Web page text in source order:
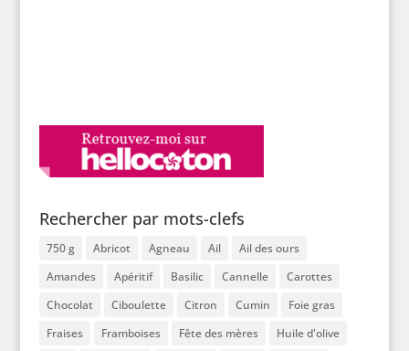
Rechercher par mots-clefs
750 g Abricot Agneau Ail
Ail des ours
Amandes
Apéritif Basilic Cannelle
Carottes
Chocolat
Ciboulette Citron Cumin
Foie gras
Fraises
Framboises Fête des mères Huile d'olive